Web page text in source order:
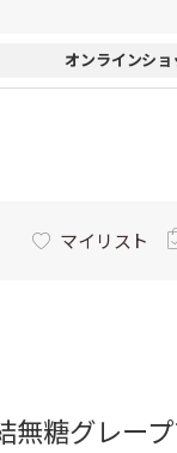
オンラインショ
マイリスト
糖グレー